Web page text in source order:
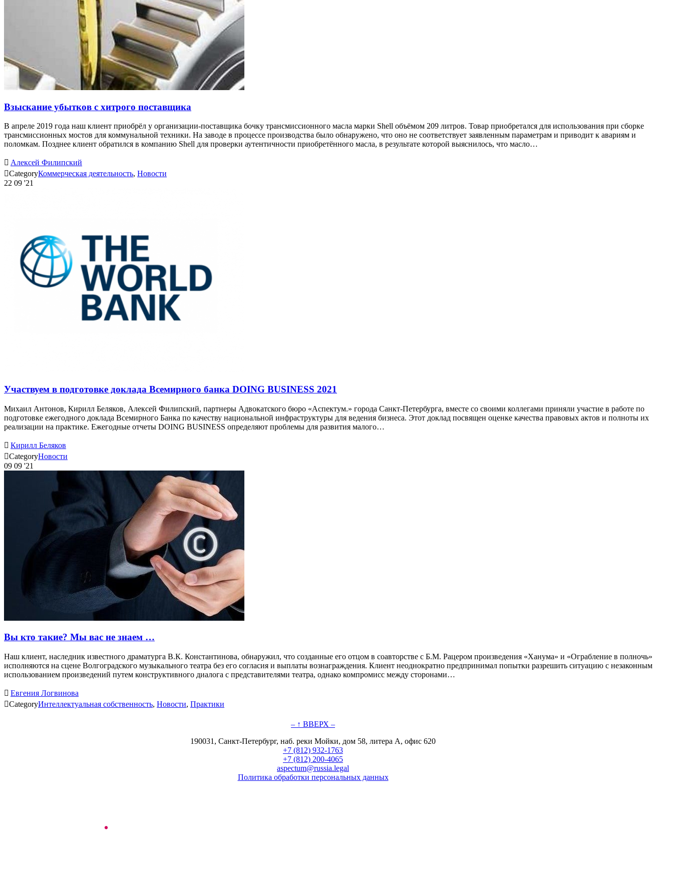
Взыскание убытков с хитрого поставщика
В апреле 2019 года наш клиент приобрёл у организации-поставщика бочку трансмиссионного масла марки Shell объёмом 209 литров. Товар приобретался для использования при сборке
трансмиссионных мостов для коммунальной техники. На заводе в процессе производства было обнаружено, что оно не соответствует заявленным параметрам и приводит к авариям и
поломкам. Позднее клиент обратился в компанию Shell для проверки аутентичности приобретённого масла, в результате которой выяснилось, что масло…
 Алексей Филипский
CategoryКоммерческая деятельность, Новости
22 09 '21
Участвуем в подготовке доклада Всемирного банка DOING BUSINESS 2021
Михаил Антонов, Кирилл Беляков, Алексей Филипский, партнеры Адвокатского бюро «Аспектум.» города Санкт-Петербурга, вместе со своими коллегами приняли участие в работе по
подготовке ежегодного доклада Всемирного Банка по качеству национальной инфраструктуры для ведения бизнеса. Этот доклад посвящен оценке качества правовых актов и полноты их
реализации на практике. Ежегодные отчеты DOING BUSINESS определяют проблемы для развития малого…
 Кирилл Беляков
CategoryНовости
09 09 '21
Вы кто такие? Мы вас не знаем …
Наш клиент, наследник известного драматурга В.К. Константинова, обнаружил, что созданные его отцом в соавторстве с Б.М. Рацером произведения «Ханума» и «Ограбление в полночь»
исполняются на сцене Волгоградского музыкального театра без его согласия и выплаты вознаграждения. Клиент неоднократно предпринимал попытки разрешить ситуацию с незаконным
использованием произведений путем конструктивного диалога с представителями театра, однако компромисс между сторонами…
 Евгения Логвинова
CategoryИнтеллектуальная собственность, Новости, Практики
– ↑ ВВЕРХ –
190031, Санкт-Петербург, наб. реки Мойки, дом 58, литера А, офис 620
+7 (812) 932-1763
+7 (812) 200-4065
aspectum@russia.legal
Политика обработки персональных данных